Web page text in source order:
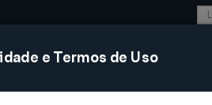
SISTEMAS COMÉRCIO
e Termos de Uso